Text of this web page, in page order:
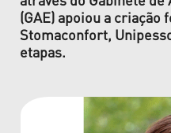
(GAE) apoiou a criação
Stomaconfort,
etapas.